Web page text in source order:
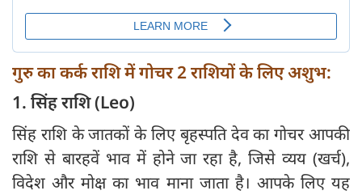
गुरु का कर्क राशि में गोचर 2 राशियों के लिए अशुभ:
1. सिंह राशि (Leo)
सिंह राशि के जातकों के लिए बृहस्पति देव का गोचर आपकी
राशि से बारहवें भाव में होने जा रहा है, जिसे व्यय (खर्च),
विदेश और मोक्ष का भाव माना जाता है। आपके लिए यह